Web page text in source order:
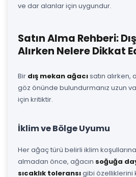
ve dar alanlar için uygundur.
Satın Alma Rehberi:
Alırken Nelere Dikkat
Bir dış mekan ağacısatın
göz önünde bulundurmanız uzun
için kritiktir.
İklim ve Bölge Uyumu
Her ağaç türü belirli iklim
almadan önce, ağacın soğuğa
sıcaklık toleransıgibi özelliklerini